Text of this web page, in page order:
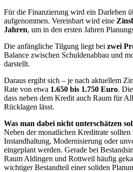
Für die Finanzierung wird ein Darlehen
aufgenommen. Vereinbart wird eine
Jahren, um in den ersten Jahren
Die anfängliche Tilgung liegt bei zwei
Balance zwischen Schuldenabbau und
darstellt.
Daraus ergibt sich – je nach aktuellem
Rate von etwa 1.650 bis 1.750 Euro.
dass neben dem Kredit auch Raum für
Rücklagen lässt.
Was man dabei nicht unterschätzen
Neben der monatlichen Kreditrate
Instandhaltung, Modernisierung oder
eingeplant werden. Gerade bei
Raum Aldingen und Rottweil häufig
wichtiger Bestandteil einer soliden